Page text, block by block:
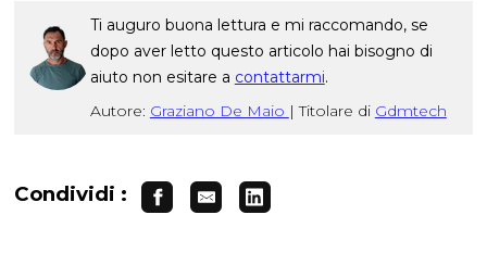
Ti auguro buona lettura e mi raccomando, se
dopo aver letto questo articolo hai bisogno di
aiuto non esitare a contattarmi.
Autore: Graziano De Maio | Titolare di Gdmtech
Condividi :